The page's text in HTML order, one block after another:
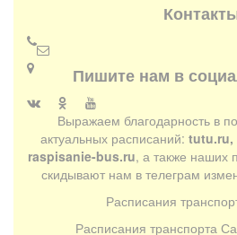
Пишите нам в
Выражаем благодарность в
актуальных расписаний: tutu.ru,
raspisanie-bus.ru, а также наших
скидывают нам в телеграм
Расписания
Расписания транспорта